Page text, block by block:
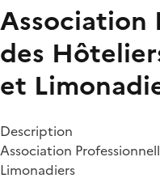
Association
des
et
Description
Association
Limonadiers